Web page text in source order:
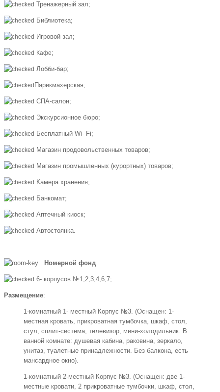
Тренажерный зал;
Библиотека;
Игровой зал;
Кафе;
Лобби-бар;
Парикмахерская;
СПА-салон;
Экскурсионное бюро;
Бесплатный Wi- Fi;
Магазин продовольственных товаров;
Магазин промышленных (курортных) товаров;
Камера хранения;
Банкомат;
Аптечный киоск;
Автостоянка.
Номерной фонд
6- корпусов №1,2,3,4,6,7;
Размещение:
1-комнатный 1- местный Корпус №3. (Оснащен: 1-
местная кровать, прикроватная тумбочка, шкаф, стол,
стул, сплит-система, телевизор, мини-холодильник. В
ванной комнате: душевая кабина, раковина, зеркало,
унитаз, туалетные принадлежности. Без балкона, есть
мансардное окно).
1-комнатный 2-местный Корпус №3. (Оснащен: две 1-
местные кровати, 2 прикроватные тумбочки, шкаф, стол,